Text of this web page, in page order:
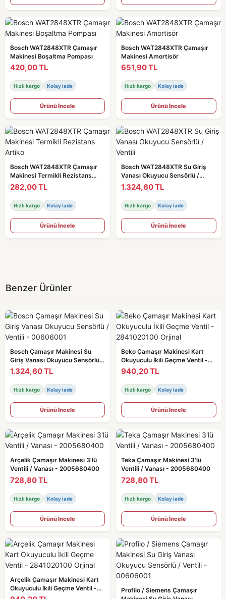
Bosch WAT2848XTR Çamaşır
Makinesi Boşaltma Pompası
420,00 TL
Hızlı kargo Kolay iade
Ürünü İncele
Bosch WAT2848XTR Çamaşır
Makinesi Amortisör
651,90 TL
Hızlı kargo Kolay iade
Ürünü İncele
Bosch WAT2848XTR Çamaşır
Makinesi Termikli Rezistans
Artiko
282,00 TL
Hızlı kargo Kolay iade
Ürünü İncele
Bosch WAT2848XTR Su Giriş
Vanası Okuyucu Sensörlü /
Ventili
1.324,60 TL
Hızlı kargo Kolay iade
Ürünü İncele
Benzer Ürünler
Bosch Çamaşır Makinesi Su
Giriş Vanası Okuyucu Sensörlü /
Ventili - 00606001
1.324,60 TL
Hızlı kargo Kolay iade
Ürünü İncele
Beko Çamaşır Makinesi Kart
Okuyuculu İkili Geçme Ventil -
2841020100 Orjinal
940,20 TL
Hızlı kargo Kolay iade
Ürünü İncele
Arçelik Çamaşır Makinesi 3'lü
Ventili / Vanası - 2005680400
728,80 TL
Hızlı kargo Kolay iade
Ürünü İncele
Teka Çamaşır Makinesi 3'lü
Ventili / Vanası - 2005680400
728,80 TL
Hızlı kargo Kolay iade
Ürünü İncele
Arçelik Çamaşır Makinesi Kart
Okuyuculu İkili Geçme Ventil -
2841020100 Orjinal
Profilo / Siemens Çamaşır